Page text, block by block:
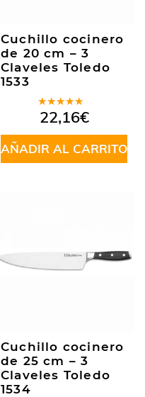
Cuchillo cocinero
de 20 cm – 3
Claveles Toledo
1533
Valorado
en5.00de
5
22,16€
AÑADIR AL CARRITO
Cuchillo cocinero
de 25 cm – 3
Claveles Toledo
1534